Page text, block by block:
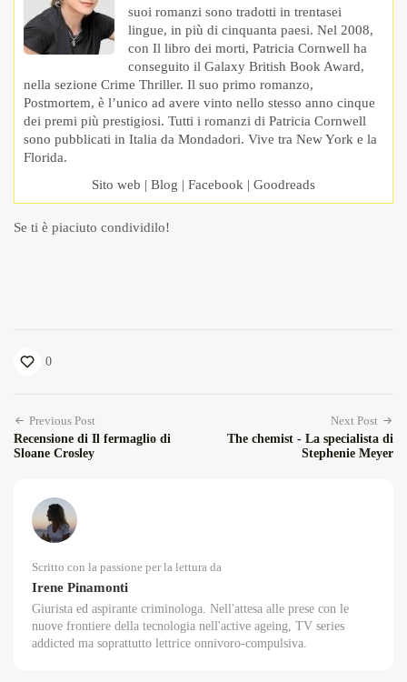
suoi romanzi sono tradotti in trentasei
lingue, in più di cinquanta paesi. Nel 2008,
con Il libro dei morti, Patricia Cornwell ha
conseguito il Galaxy British Book Award,
nella sezione Crime Thriller. Il suo primo romanzo,
Postmortem, è l’unico ad avere vinto nello stesso anno cinque
dei premi più prestigiosi. Tutti i romanzi di Patricia Cornwell
sono pubblicati in Italia da Mondadori. Vive tra New York e la
Florida.
Sito web | Blog | Facebook | Goodreads
Se ti è piaciuto condividilo!
0
Previous Post
Recensione di Il fermaglio di
Sloane Crosley
Next Post
The chemist - La specialista di
Stephenie Meyer
Scritto con la passione per la lettura da
Irene Pinamonti
Giurista ed aspirante criminologa. Nell'attesa alle prese con le
nuove frontiere della tecnologia nell'active ageing, TV series
addicted ma soprattutto lettrice onnivoro-compulsiva.